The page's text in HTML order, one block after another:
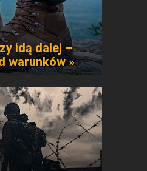
idą dalej –
warunków »